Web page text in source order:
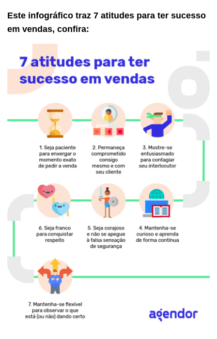
Este infográfico traz 7 atitudes para ter sucesso
em vendas, confira: